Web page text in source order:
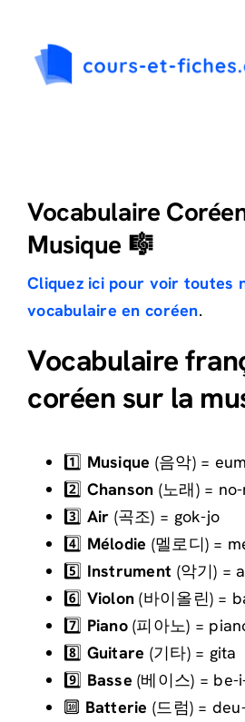
contenu
Collège
Lycée
Langues
Vocabulaire
Musique 🎼
Cliquez ici pour voir toutes
vocabulaire en coréen.
Vocabulaire
coréen sur la
1️⃣ Musique (음악) =
2️⃣ Chanson (노래) =
3️⃣ Air (곡조) = gok-jo
4️⃣ Mélodie (멜로디) =
5️⃣ Instrument (악기) =
6️⃣ Violon (바이올린) =
7️⃣ Piano(피아노) =
8️⃣ Guitare (기타) = gita
9️⃣ Basse (베이스) = be-
🔟 Batterie (드럼) =